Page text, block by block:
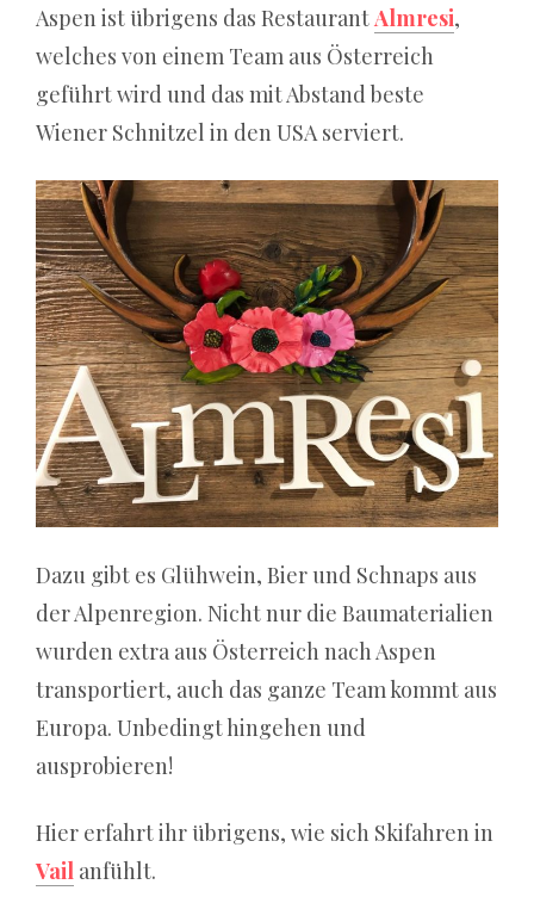
Aspen ist übrigens das RestaurantAlmresi,
welches von einem Team aus Österreich
geführt wird und das mit Abstand beste
Wiener Schnitzel in den USA serviert.
Dazu gibt es Glühwein, Bier und Schnaps aus
der Alpenregion. Nicht nur die Baumaterialien
wurden extra aus Österreich nach Aspen
transportiert, auch das ganze Team kommt aus
Europa. Unbedingt hingehen und
ausprobieren!
Hier erfahrt ihr übrigens, wie sich Skifahren in
Vail anfühlt.